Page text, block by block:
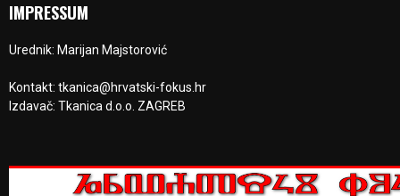
IMPRESSUM
Urednik: Marijan Majstorović
Kontakt: tkanica@hrvatski-fokus.hr
Izdavač: Tkanica d.o.o. ZAGREB